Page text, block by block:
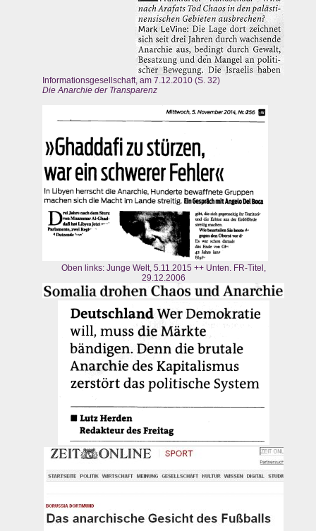
Informationsgesellschaft, am 7.12.2010 (S. 32)
Die Anarchie der Transparenz
Oben links: Junge Welt, 5.11.2015 ++ Unten. FR-Titel,
29.12.2006